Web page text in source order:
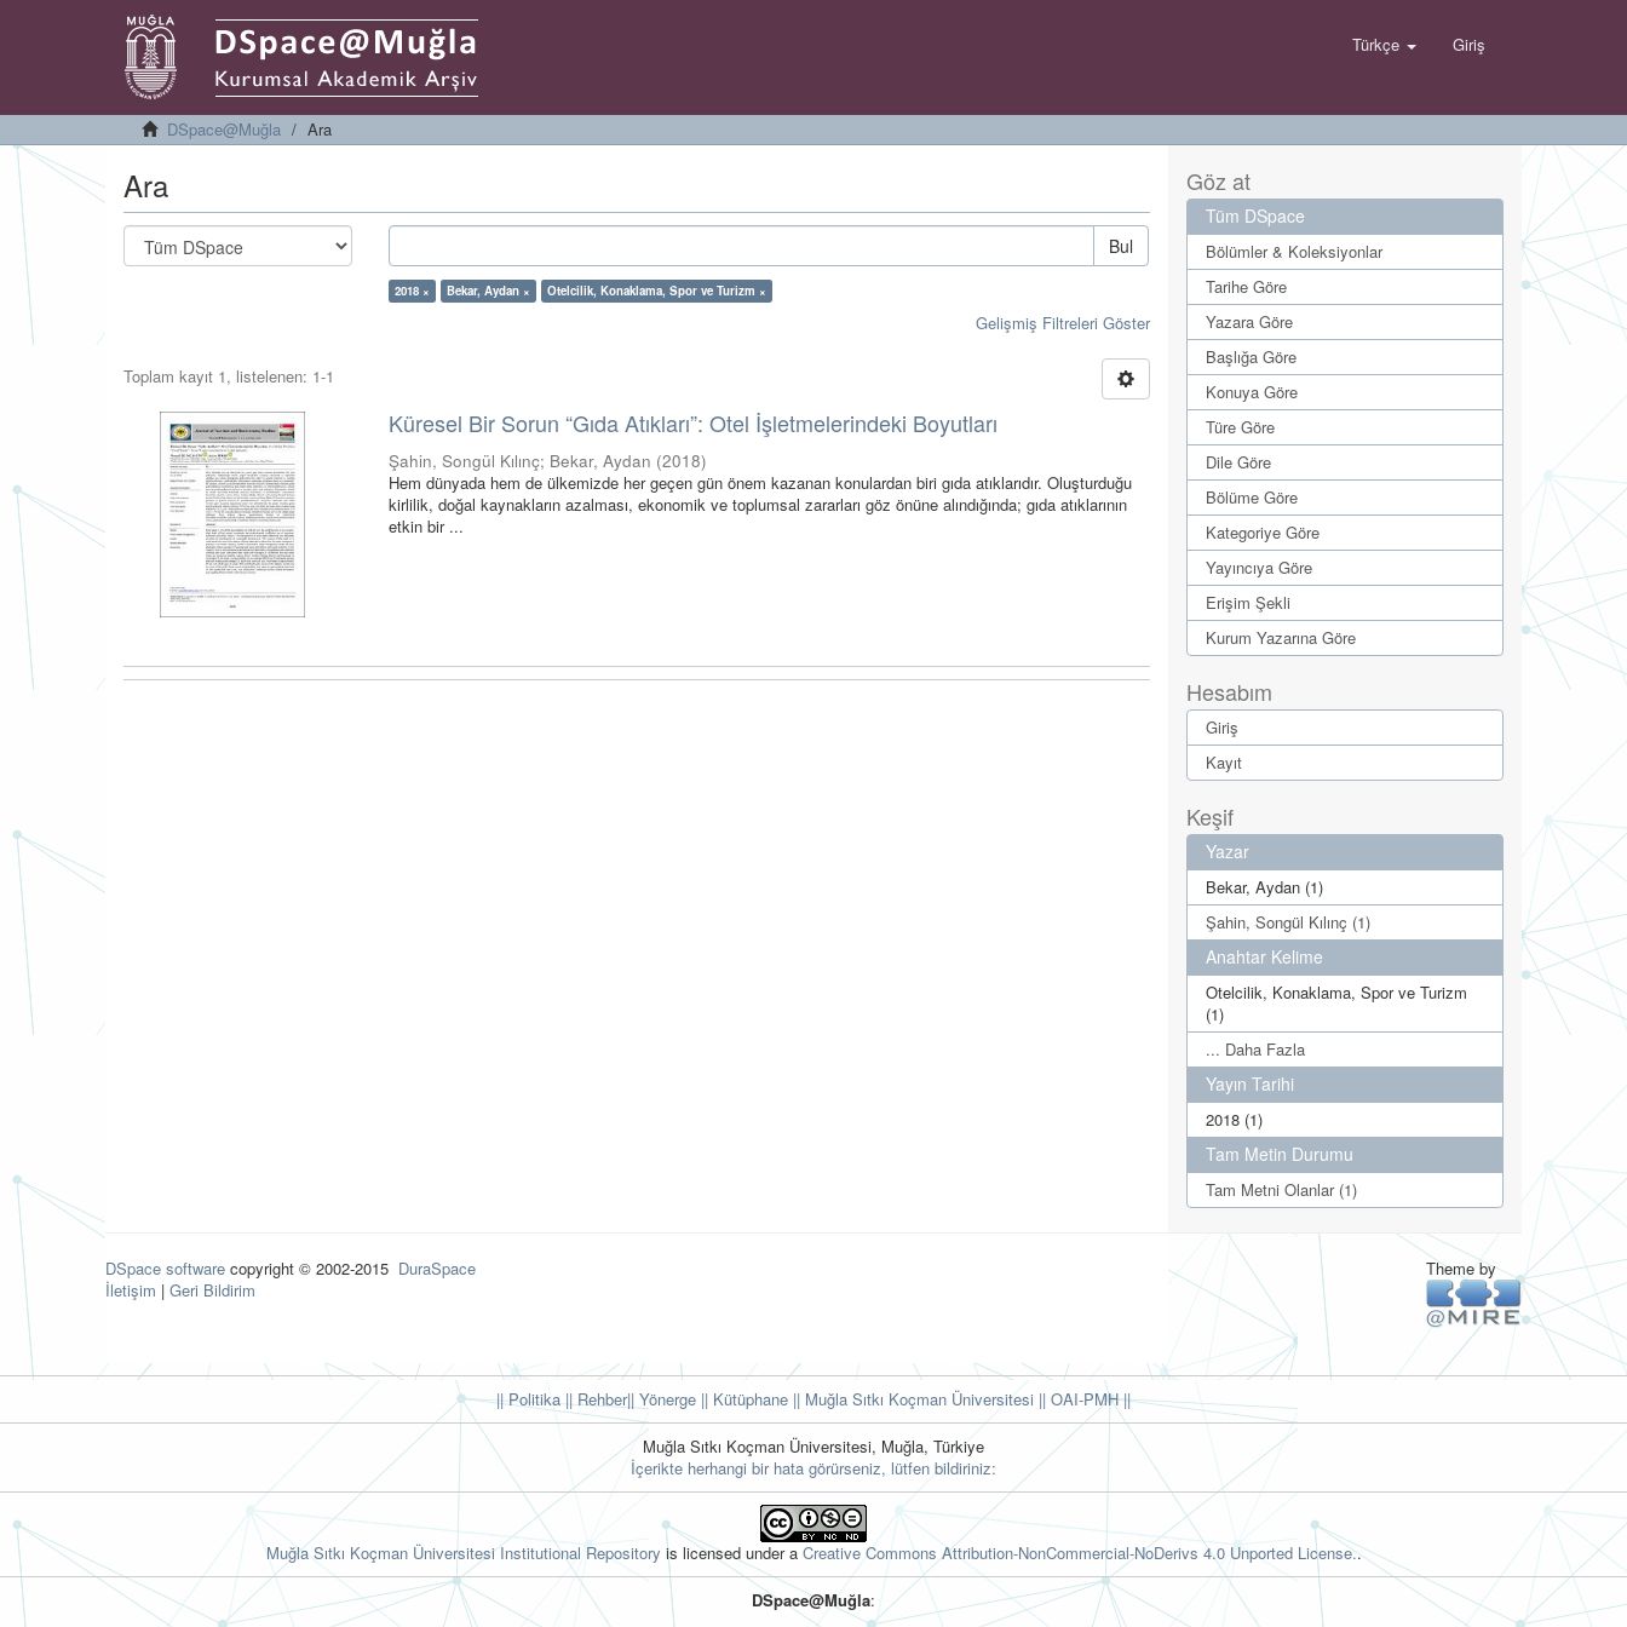
Türkçe Giriş
DSpace@Muğla Ara
Ara
Bul
2018 × Bekar, Aydan × Otelcilik, Konaklama, Spor ve Turizm ×
Gelişmiş Filtreleri Göster
Toplam kayıt 1, listelenen: 1-1
Küresel Bir Sorun “Gıda Atıkları”: Otel İşletmelerindeki Boyutları
Şahin, Songül Kılınç; Bekar, Aydan (2018)
Hem dünyada hem de ülkemizde her geçen gün önem kazanan konulardan biri gıda atıklarıdır. Oluşturduğu
kirlilik, doğal kaynakların azalması, ekonomik ve toplumsal zararları göz önüne alındığında; gıda atıklarının
etkin bir ...
Göz at
Tüm DSpace
Bölümler & Koleksiyonlar
Tarihe Göre
Yazara Göre
Başlığa Göre
Konuya Göre
Türe Göre
Dile Göre
Bölüme Göre
Kategoriye Göre
Yayıncıya Göre
Erişim Şekli
Kurum Yazarına Göre
Hesabım
Giriş
Kayıt
Keşif
Yazar
Bekar, Aydan (1)
Şahin, Songül Kılınç (1)
Anahtar Kelime
Otelcilik, Konaklama, Spor ve Turizm
(1)
... Daha Fazla
Yayın Tarihi
2018 (1)
Tam Metin Durumu
Tam Metni Olanlar (1)
DSpace software copyright © 2002-2015 DuraSpace
İletişim | Geri Bildirim
Theme by
|| Politika|| Rehber|| Yönerge || Kütüphane || Muğla Sıtkı Koçman Üniversitesi || OAI-PMH ||
Muğla Sıtkı Koçman Üniversitesi, Muğla, Türkiye
İçerikte herhangi bir hata görürseniz, lütfen bildiriniz:
Muğla Sıtkı Koçman Üniversitesi Institutional Repository is licensed under a Creative Commons Attribution-NonCommercial-NoDerivs 4.0 Unported License..
DSpace@Muğla: